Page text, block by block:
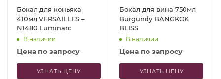
Бокал для коньяка
410мл VERSAILLES –
N1480 Luminarc
В наличии
Цена по запросу
УЗНАТЬ ЦЕНУ
Бокал для вина 750мл
Burgundy BANGKOK
BLISS
В наличии
Цена по запросу
УЗНАТЬ ЦЕНУ